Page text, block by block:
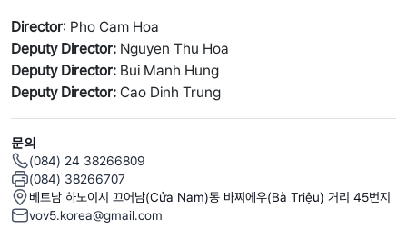
Director: Pho Cam Hoa
Deputy Director: Nguyen Thu Hoa
Deputy Director: Bui Manh Hung
Deputy Director: Cao Dinh Trung
문의
(084) 24 38266809
(084) 38266707
베트남 하노이시 끄어남(Cửa Nam)동 바찌에우(Bà Triệu) 거리 45번지
vov5.korea@gmail.com